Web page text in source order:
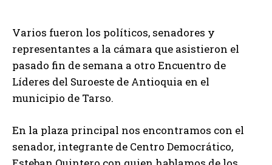
Varios fueron los políticos, senadores y
representantes a la cámara que asistieron el
pasado fin de semana a otro Encuentro de
Líderes del Suroeste de Antioquia en el
municipio de Tarso.
En la plaza principal nos encontramos con el
senador, integrante de Centro Democrático,